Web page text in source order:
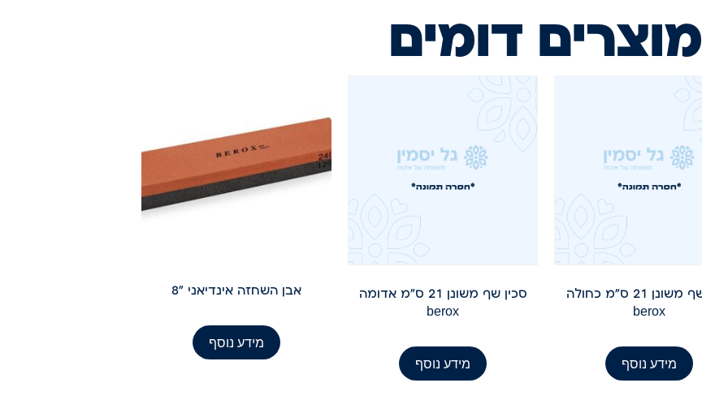
מוצרים דומים
סכין שף משונן 21 ס"מ כחולה
berox
מידע נוסף
סכין שף משונן 21 ס"מ אדומה
berox
מידע נוסף
אבן השחזה אינדיאני "8
מידע נוסף